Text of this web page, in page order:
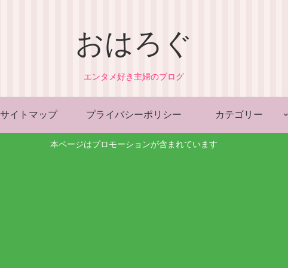
おはろぐ
エンタメ好き主婦のブログ
サイトマップ プライバシーポリシー カテゴリー
本ページはプロモーションが含まれています